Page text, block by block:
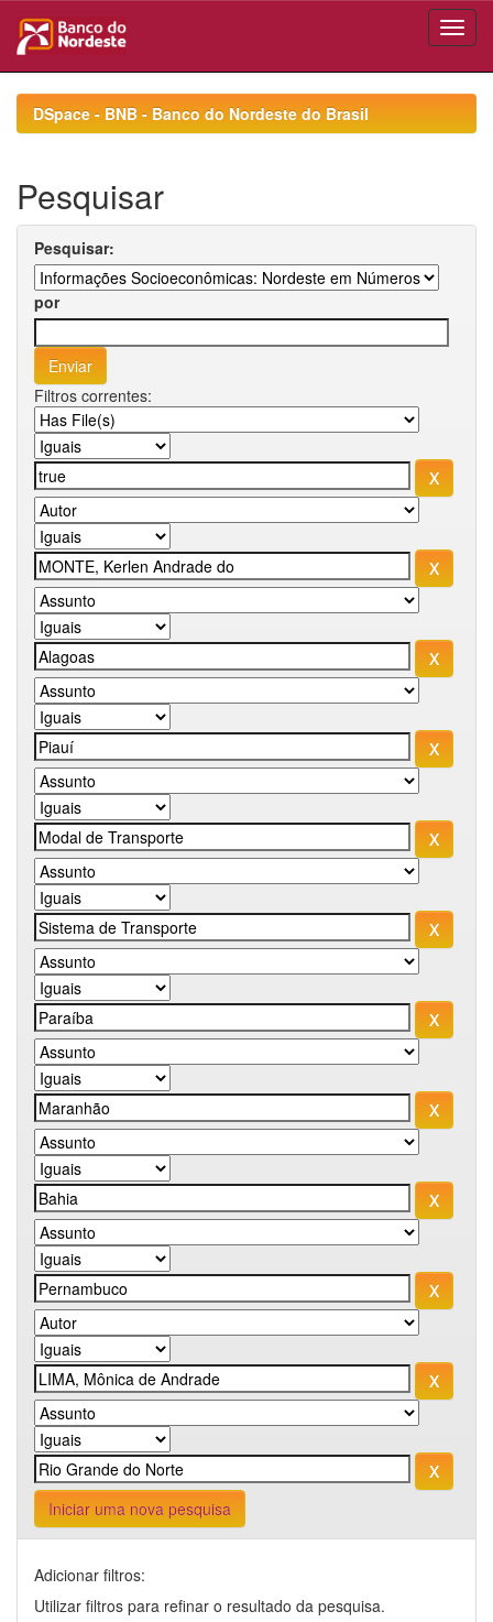
navigationDSpace - BNB - Banco do Nordeste do Brasil
Pesquisar
Pesquisar:
por
Filtros correntes:
Iniciar uma nova pesquisa
Adicionar filtros:
Utilizar filtros para refinar o resultado da pesquisa.